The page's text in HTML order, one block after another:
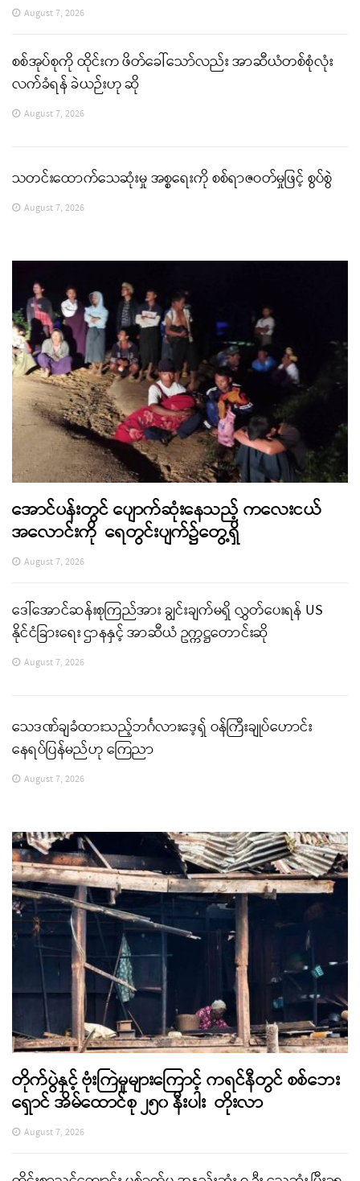
August 7, 2026
စစ်အုပ်စုကို ထိုင်းက ဖိတ်ခေါ်သော်လည်း အာဆီယံတစ်စုံလုံး
လက်ခံရန် ခဲယဉ်းဟု ဆို
August 7, 2026
သတင်းထောက်သေဆုံးမှု အစ္စရေးကို စစ်ရာဇဝတ်မှုဖြင့် စွပ်စွဲ
August 7, 2026
အောင်ပန်းတွင် ပျောက်ဆုံးနေသည့် ကလေးငယ်
အလောင်းကို ရေတွင်းပျက်၌တွေ့ရှိ
August 7, 2026
ဒေါ်အောင်ဆန်းစုကြည်အား ချွင်းချက်မရှိ လွှတ်ပေးရန် US
နိုင်ငံခြားရေး ဌာနနှင့် အာဆီယံ ဥက္ကဋ္ဌတောင်းဆို
August 7, 2026
သေဒဏ်ချခံထားသည့်ဘင်္ဂလားဒေ့ရှ် ဝန်ကြီးချုပ်ဟောင်း
နေရပ်ပြန်မည်ဟု ကြေညာ
August 7, 2026
တိုက်ပွဲနှင့် ဗုံးကြဲမှုများကြောင့် ကရင်နီတွင် စစ်ဘေး
ရှောင် အိမ်ထောင်စု ၂၅၀ နီးပါး တိုးလာ
August 7, 2026